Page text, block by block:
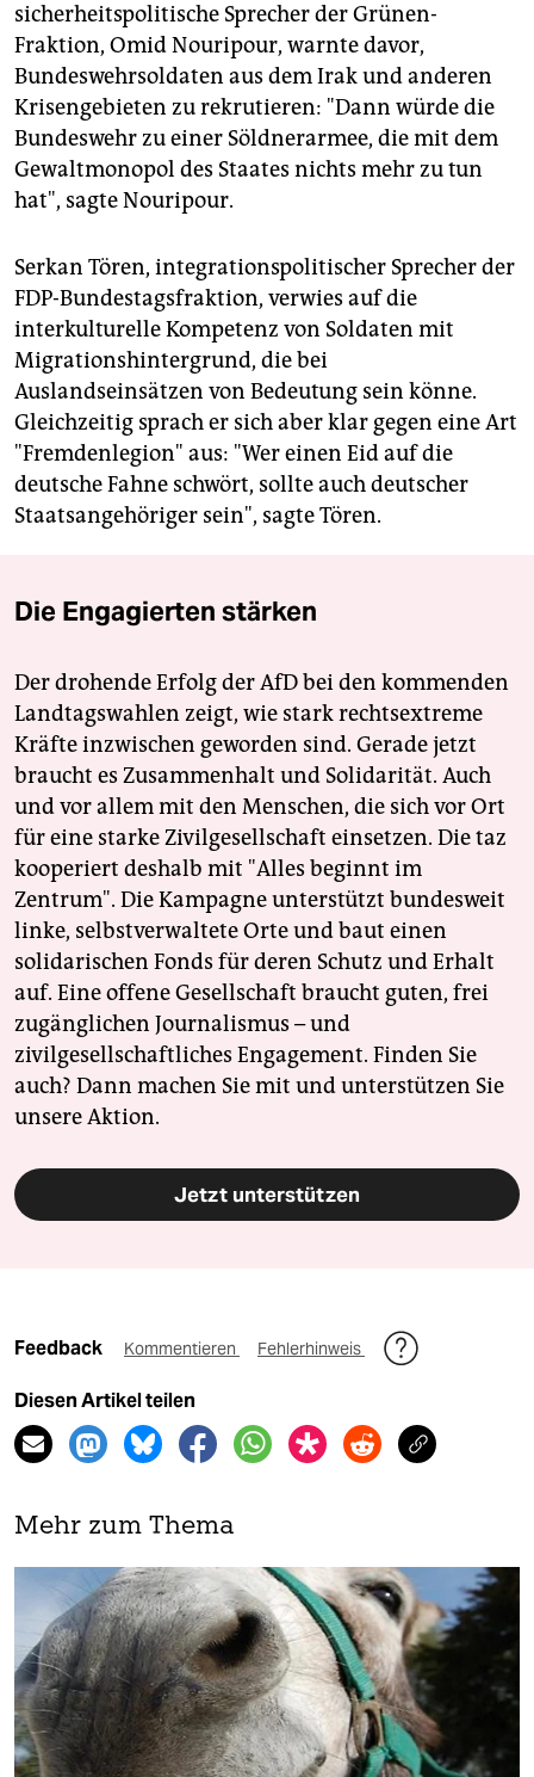
sicherheitspolitische Sprecher der Grünen-
Fraktion, Omid Nouripour, warnte davor,
Bundeswehrsoldaten aus dem Irak und anderen
Krisengebieten zu rekrutieren: "Dann würde die
Bundeswehr zu einer Söldnerarmee, die mit dem
Gewaltmonopol des Staates nichts mehr zu tun
hat", sagte Nouripour.
Serkan Tören, integrationspolitischer Sprecher der
FDP-Bundestagsfraktion, verwies auf die
interkulturelle Kompetenz von Soldaten mit
Migrationshintergrund, die bei
Auslandseinsätzen von Bedeutung sein könne.
Gleichzeitig sprach er sich aber klar gegen eine Art
"Fremdenlegion" aus: "Wer einen Eid auf die
deutsche Fahne schwört, sollte auch deutscher
Staatsangehöriger sein", sagte Tören.
Die Engagierten stärken
Der drohende Erfolg der AfD bei den kommenden
Landtagswahlen zeigt, wie stark rechtsextreme
Kräfte inzwischen geworden sind. Gerade jetzt
braucht es Zusammenhalt und Solidarität. Auch
und vor allem mit den Menschen, die sich vor Ort
für eine starke Zivilgesellschaft einsetzen. Die taz
kooperiert deshalb mit "Alles beginnt im
Zentrum". Die Kampagne unterstützt bundesweit
linke, selbstverwaltete Orte und baut einen
solidarischen Fonds für deren Schutz und Erhalt
auf. Eine offene Gesellschaft braucht guten, frei
zugänglichen Journalismus – und
zivilgesellschaftliches Engagement. Finden Sie
auch? Dann machen Sie mit und unterstützen Sie
unsere Aktion.
Jetzt unterstützen
Feedback Kommentieren Fehlerhinweis
Diesen Artikel teilen
Mehr zum Thema